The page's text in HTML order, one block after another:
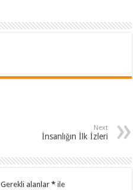
Next
İnsanlığın İlk İzleri
Gerekli alanlar* ile